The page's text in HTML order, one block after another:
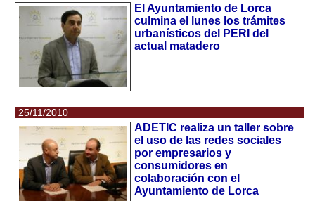
El Ayuntamiento de Lorca
culmina el lunes los trámites
urbanísticos del PERI del
actual matadero
25/11/2010
ADETIC realiza un taller sobre
el uso de las redes sociales
por empresarios y
consumidores en
colaboración con el
Ayuntamiento de Lorca